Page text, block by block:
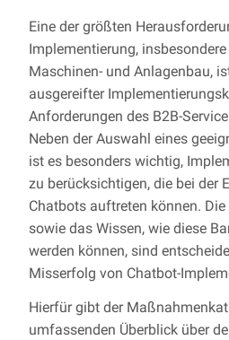
Eine der größten
Implementierung,
Maschinen- und Anlagenbau,
ausgereifter
Anforderungen des B2B-
Neben der Auswahl eines
ist es besonders wichtig,
zu berücksichtigen, die bei der
Chatbots auftreten können.
sowie das Wissen, wie diese
werden können, sind
Misserfolg von Chatbot-
Hierfür gibt der
umfassenden Überblick über